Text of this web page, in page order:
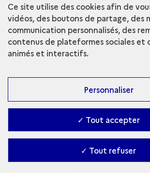
Ce site utilise des cookies afin de
vidéos, des boutons de partage, des
communication personnalisés, des
contenus de plateformes sociales et
animés et interactifs.
Personnaliser
✓ Tout accepter
✓ Tout refuser